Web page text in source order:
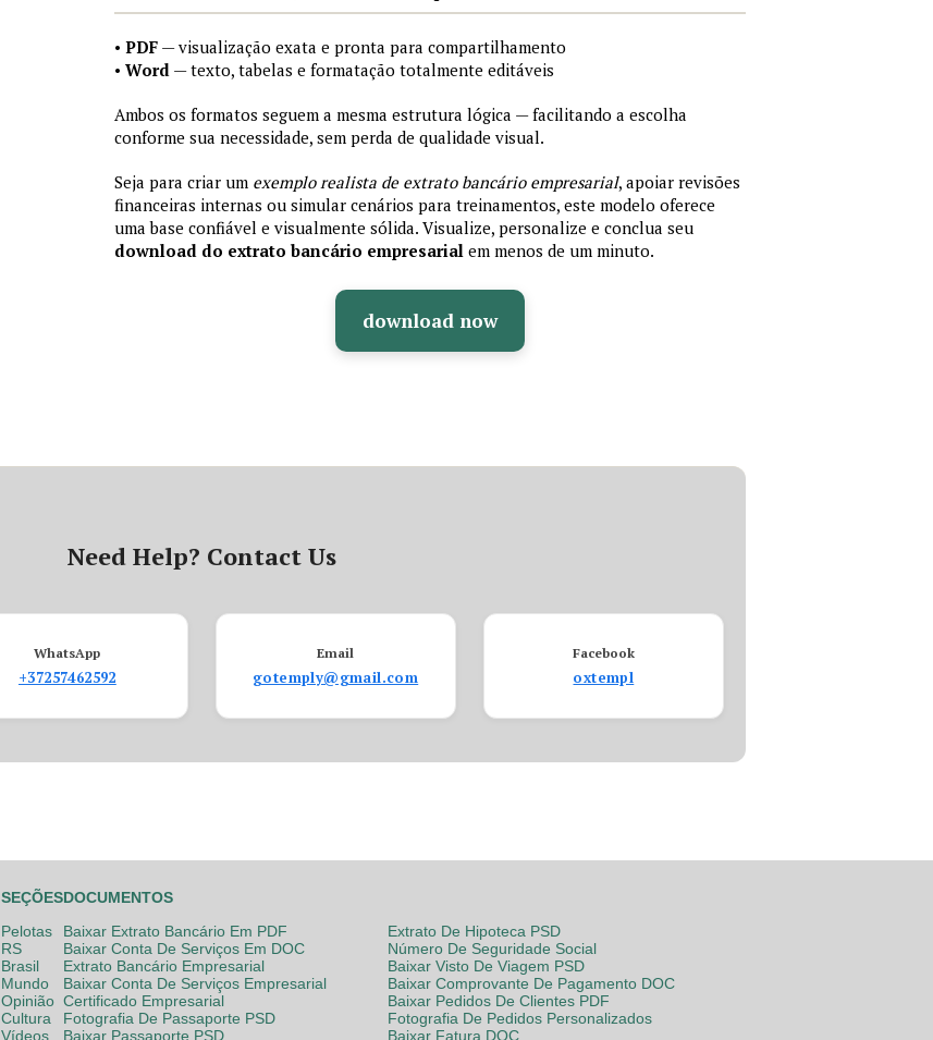
• PDF — visualização exata e pronta para compartilhamento
• Word — texto, tabelas e formatação totalmente editáveis
Ambos os formatos seguem a mesma estrutura lógica — facilitando a escolha
conforme sua necessidade, sem perda de qualidade visual.
Seja para criar um exemplo realista de extrato bancário empresarial, apoiar revisões
financeiras internas ou simular cenários para treinamentos, este modelo oferece
uma base confiável e visualmente sólida. Visualize, personalize e conclua seu
download do extrato bancário empresarial em menos de um minuto.
download now
Need Help? Contact Us
WhatsApp
+37257462592
Email
gotemply@gmail.com
Facebook
oxtempl
SEÇÕES
Pelotas
RS
Brasil
Mundo
Opinião
Cultura
Vídeos
DOCUMENTOS
Baixar Extrato Bancário Em PDF
Baixar Conta De Serviços Em DOC
Extrato Bancário Empresarial
Baixar Conta De Serviços Empresarial
Certificado Empresarial
Fotografia De Passaporte PSD
Baixar Passaporte PSD
Extrato De Hipoteca PSD
Número De Seguridade Social
Baixar Visto De Viagem PSD
Baixar Comprovante De Pagamento DOC
Baixar Pedidos De Clientes PDF
Fotografia De Pedidos Personalizados
Baixar Fatura DOC